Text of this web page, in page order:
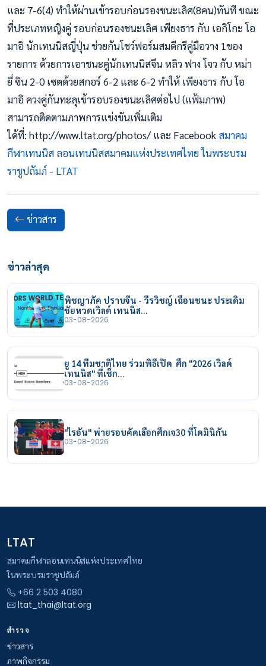
และ 7-6(4) ทำให้ผ่านเข้ารอบก่อนรองชนะเลิศ(8คน)ทันที ขณะ
ที่ประเภทหญิงคู่ รอบก่อนรองชนะเลิศ เพียงธาร กับ เอกิโกะ โอ
มาอิ นักเทนนิสญี่ปุ่น ช่วยกันโชว์ฟอร์มสมดีกรีคู่มือวาง 1ของ
รายการ ด้วยการเอาชนะคู่นักเทนนิสจีน หลิว ฟาง โจว กับ หม่า
ยี่ ซิน 2-0 เซตด้วยสกอร์ 6-2 และ 6-2 ทำให้ เพียงธาร กับ โอ
มาอิ ควงคู่กันทะลุเข้ารอบรองชนะเลิศต่อไป (แฟ้มภาพ)
สามารถติดตามภาพการแข่งขันเพิ่มเติม
ได้ที่: http://www.ltat.org/photos/ และ Facebook สมาคม
กีฬาเทนนิส ลอนเทนนิสสมาคมแห่งประเทศไทย ในพระบรม
ราชูปถัมภ์ - LTAT
ข่าวสาร
ข่าวล่าสุด
พิชญาภัค ปราบจีน - วีรวิชญ์ เฉือนชนะ ประเดิม
ชัยหวดเวิลด์ เทนนิส…
03-08-2026
ยู 14 ทีมชาติไทย ร่วมพิธีเปิด ศึก "2026 เวิลด์
เทนนิส" ที่เช็ก…
03-08-2026
"ไรอัน" พ่ายรอบคัดเลือกศึกเจ30 ที่โดมินิกัน
03-08-2026
LTAT
สมาคมกีฬาลอนเทนนิสแห่งประเทศไทย
ในพระบรมราชูปถัมภ์
+66 2 503 4080
ltat_thai@ltat.org
สำรวจ
ข่าวสาร
ภาพกิจกรรม